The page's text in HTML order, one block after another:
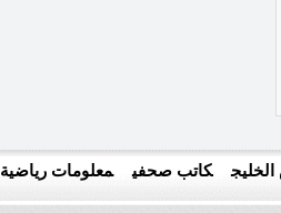
كاتب صحفي معلومات رياضية